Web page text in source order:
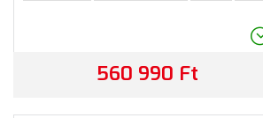
560 990 Ft